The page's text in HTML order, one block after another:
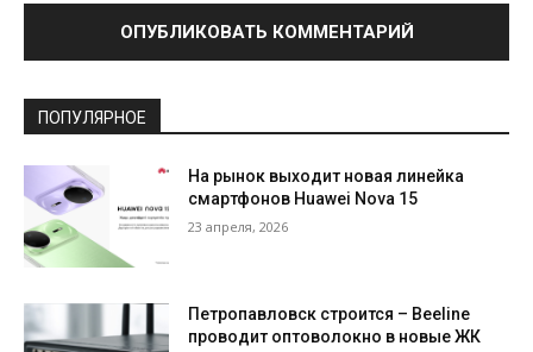
ПОПУЛЯРНОЕ
На рынок выходит новая линейка
смартфонов Huawei Nova 15
23 апреля, 2026
Петропавловск строится – Beeline
проводит оптоволокно в новые ЖК